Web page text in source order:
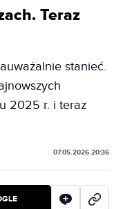
Teraz
stanieć.
2025 r. i teraz
07.05.2026 20:36